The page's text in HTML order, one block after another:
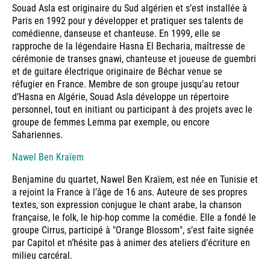
Souad Asla est originaire du Sud algérien et s’est installée à
Paris en 1992 pour y développer et pratiquer ses talents de
comédienne, danseuse et chanteuse. En 1999, elle se
rapproche de la légendaire Hasna El Becharia, maîtresse de
cérémonie de transes gnawi, chanteuse et joueuse de guembri
et de guitare électrique originaire de Béchar venue se
réfugier en France. Membre de son groupe jusqu’au retour
d’Hasna en Algérie, Souad Asla développe un répertoire
personnel, tout en initiant ou participant à des projets avec le
groupe de femmes Lemma par exemple, ou encore
Sahariennes.
Nawel Ben Kraïem
Benjamine du quartet, Nawel Ben Kraïem, est née en Tunisie et
a rejoint la France à l’âge de 16 ans. Auteure de ses propres
textes, son expression conjugue le chant arabe, la chanson
française, le folk, le hip-hop comme la comédie. Elle a fondé le
groupe Cirrus, participé à "Orange Blossom", s’est faite signée
par Capitol et n’hésite pas à animer des ateliers d’écriture en
milieu carcéral.